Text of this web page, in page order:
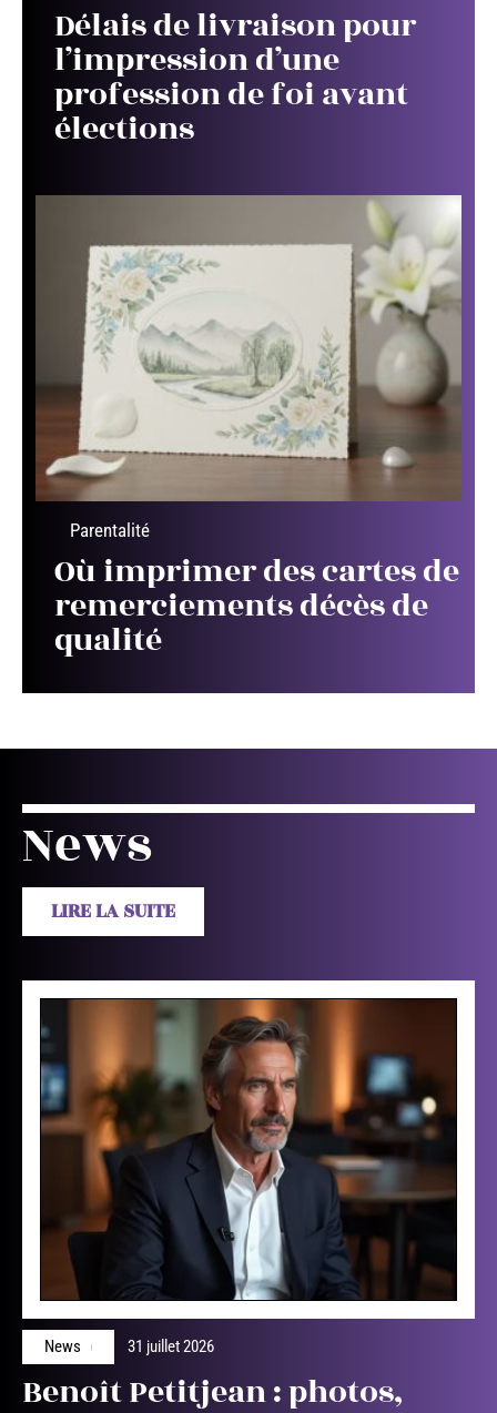
Délais de livraison pour
l’impression d’une
profession de foi avant
élections
Parentalité
Où imprimer des cartes de
remerciements décès de
qualité
News
LIRE LA SUITE
News 31 juillet 2026
Benoît Petitjean : photos,